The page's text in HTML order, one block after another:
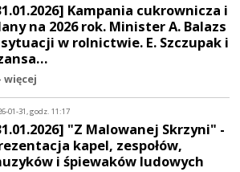
Kampania cukrownicza i
na 2026 rok. Minister A. Balazs
w rolnictwie. E. Szczupak i
więcej
01-31, godz. 11:17
"Z Malowanej Skrzyni" -
kapel, zespołów,
i śpiewaków ludowych